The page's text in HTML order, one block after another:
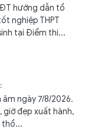
hướng dẫn tổ
nghiệp THPT
tại Điểm thi...
ngày 7/8/2026.
giờ đẹp xuất hành,
thổ...